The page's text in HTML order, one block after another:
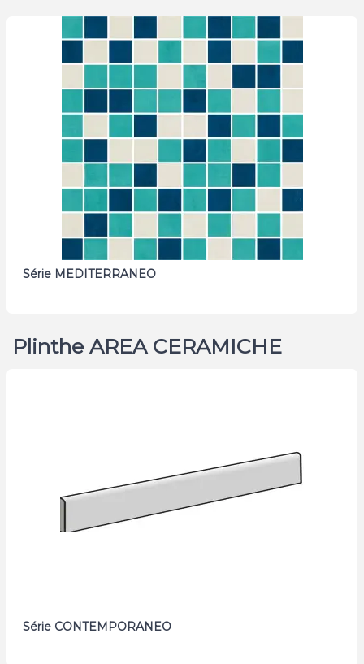
Série MEDITERRANEO
Plinthe AREA CERAMICHE
Série CONTEMPORANEO